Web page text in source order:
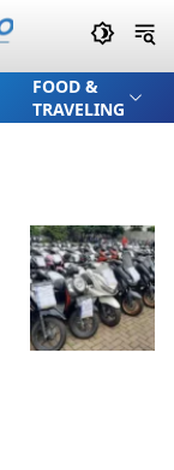
FOOD &
TRAVELING